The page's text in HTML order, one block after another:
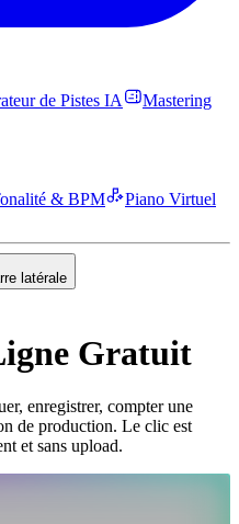
de Pistes IA
Mastering
& BPM
Piano Virtuel
latérale
Gratuit
enregistrer, compter une
de production. Le clic est
et sans upload.